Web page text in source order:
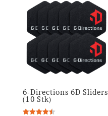
6-Directions 6D Sliders
(10 Stk)